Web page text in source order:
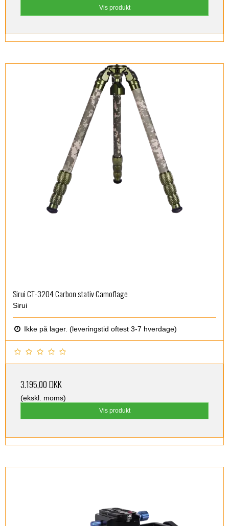
Vis produkt
Sirui CT-3204 Carbon stativ Camoflage
Sirui
Ikke på lager. (leveringstid oftest 3-7 hverdage)
3.195,00 DKK
(ekskl. moms)
Vis produkt